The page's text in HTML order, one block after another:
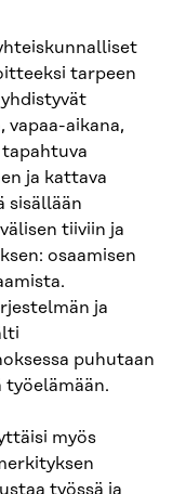
tarpeen
vapaa-aikana,
tapahtuva
ja kattava
sisällään
tiiviin ja
osaamisen
ja
puhutaan
työelämään.
myös
työssä ja